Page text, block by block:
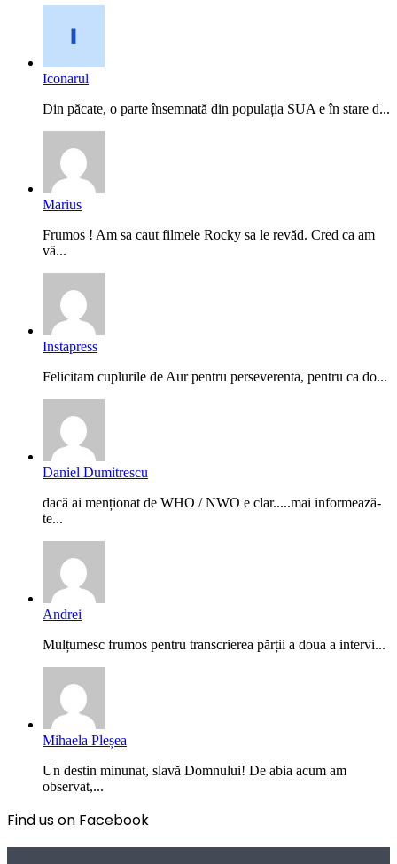
Iconarul
Din păcate, o parte însemnată din populația SUA e în stare d...
Marius
Frumos ! Am sa caut filmele Rocky sa le revăd. Cred ca am
vă...
Instapress
Felicitam cuplurile de Aur pentru perseverenta, pentru ca do...
Daniel Dumitrescu
dacă ai menționat de WHO / NWO e clar.....mai informează-
te...
Andrei
Mulțumesc frumos pentru transcrierea părții a doua a intervi...
Mihaela Pleșea
Un destin minunat, slavă Domnului! De abia acum am
observat,...
Find us on Facebook